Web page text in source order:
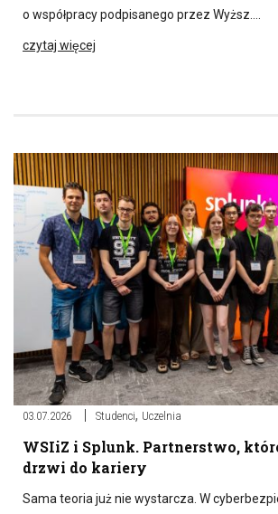
o współpracy podpisanego przez Wyższ….
czytaj więcej
03.07.2026 Studenci, Uczelnia
WSIiZ i Splunk. Partnerstwo,
drzwi do kariery
Sama teoria już nie wystarcza. W